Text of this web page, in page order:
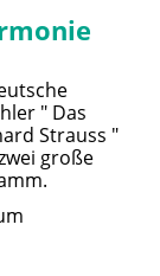
" Das
Strauss "
große